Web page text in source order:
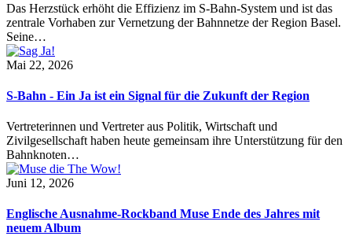
Das Herzstück erhöht die Effizienz im S-Bahn-System und ist das
zentrale Vorhaben zur Vernetzung der Bahnnetze der Region Basel.
Seine…
Mai 22, 2026
S-Bahn - Ein Ja ist ein Signal für die Zukunft der Region
Vertreterinnen und Vertreter aus Politik, Wirtschaft und
Zivilgesellschaft haben heute gemeinsam ihre Unterstützung für den
Bahnknoten…
Juni 12, 2026
Englische Ausnahme-Rockband Muse Ende des Jahres mit
neuem Album